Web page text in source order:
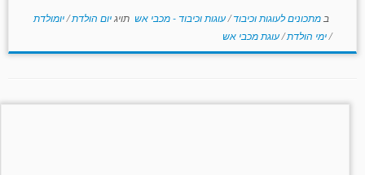
ב מתכונים לעוגות וכיבוד/עוגות וכיבוד - מכבי אש תויגיום הולדת/יומולדת
/ימי הולדת/עוגת מכבי אש